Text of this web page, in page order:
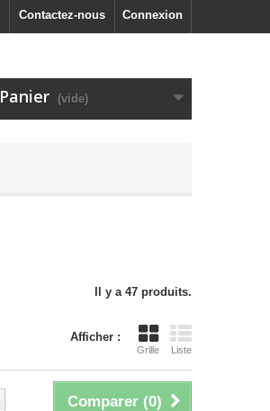
Connexion
Contactez-nous
Panier (vide)
Il y a 47 produits.
Afficher :
Grille Liste
Comparer (0)